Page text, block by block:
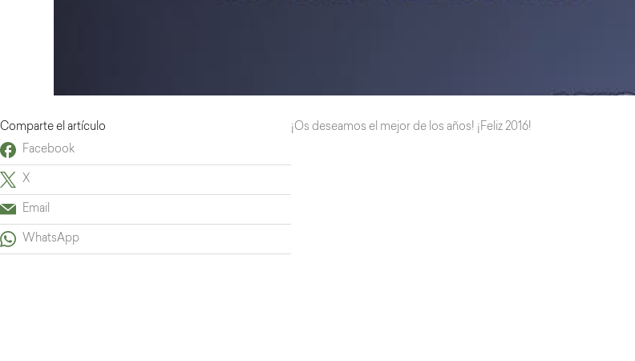
Comparte el artículo
Facebook
X
Email
WhatsApp
¡Os deseamos el mejor de los años! ¡Feliz 2016!